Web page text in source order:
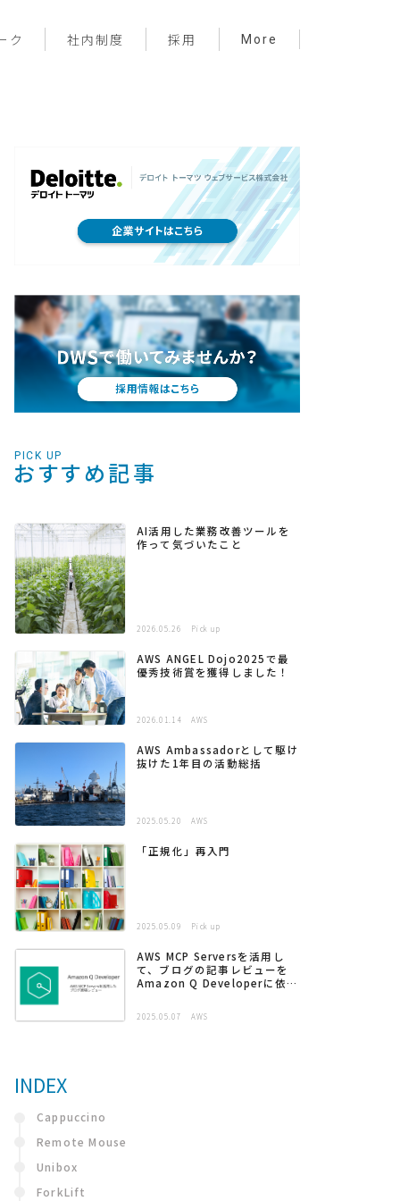
ク 社内制度 採用 More
サーバーレス
プライベート
メンバー紹介
PICK UP
おすすめ記事
AI活用した業務改善ツールを
作って気づいたこと
2026.05.26 Pick up
AWS ANGEL Dojo2025で最
優秀技術賞を獲得しました！
2026.01.14 AWS
AWS Ambassadorとして駆け
抜けた1年目の活動総括
2025.05.20 AWS
「正規化」再入門
2025.05.09 Pick up
AWS MCP Serversを活用し
て、ブログの記事レビューを
Amazon Q Developerに依頼
2025.05.07 AWS
INDEX
Cappuccino
Remote Mouse
Unibox
ForkLift